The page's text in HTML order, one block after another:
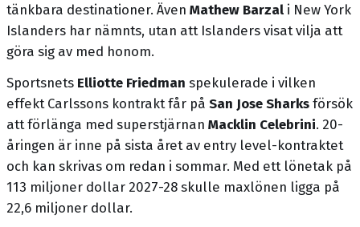
tänkbara destinationer. Även Mathew Barzal i New York
Islanders har nämnts, utan att Islanders visat vilja att
göra sig av med honom.
Sportsnets Elliotte Friedman spekulerade i vilken
effekt Carlssons kontrakt får på San Jose Sharks försök
att förlänga med superstjärnan Macklin Celebrini. 20-
åringen är inne på sista året av entry level-kontraktet
och kan skrivas om redan i sommar. Med ett lönetak på
113 miljoner dollar 2027-28 skulle maxlönen ligga på
22,6 miljoner dollar.